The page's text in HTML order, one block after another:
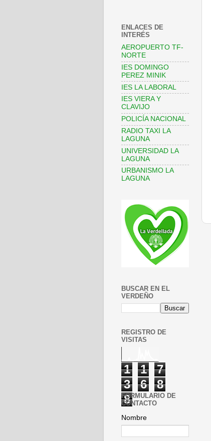
ENLACES DE
INTERÉS
AEROPUERTO TF-
NORTE
IES DOMINGO
PEREZ MINIK
IES LA LABORAL
IES VIERA Y
CLAVIJO
POLICÍA NACIONAL
RADIO TAXI LA
LAGUNA
UNIVERSIDAD LA
LAGUNA
URBANISMO LA
LAGUNA
BUSCAR EN EL
VERDEÑO
REGISTRO DE
VISITAS
1 1
7
3
6
8
8
FORMULARIO DE
CONTACTO
Nombre